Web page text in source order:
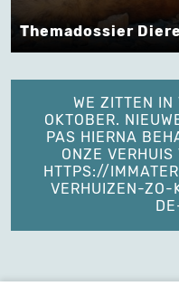
WE ZITTEN IN
OKTOBER.
PAS HIERNA
ONZE VERHUIS
HTTPS://
VERHUIZEN-